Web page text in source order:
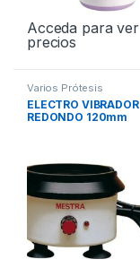
Acceda para ver
precios
Varios Prótesis
ELECTRO VIBRADOR
REDONDO 120mm